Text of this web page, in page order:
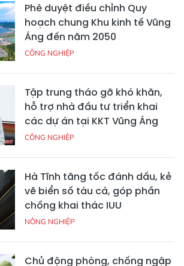
Phê duyệt điều chỉnh Quy
hoạch chung Khu kinh tế Vũng
Áng đến năm 2050
CÔNG NGHIỆP
Tập trung tháo gỡ khó khăn,
hỗ trợ nhà đầu tư triển khai
các dự án tại KKT Vũng Áng
CÔNG NGHIỆP
Hà Tĩnh tăng tốc đánh dấu, kẻ
vẽ biển số tàu cá, góp phần
chống khai thác IUU
NÔNG NGHIỆP
Chủ động phòng, chống ngập